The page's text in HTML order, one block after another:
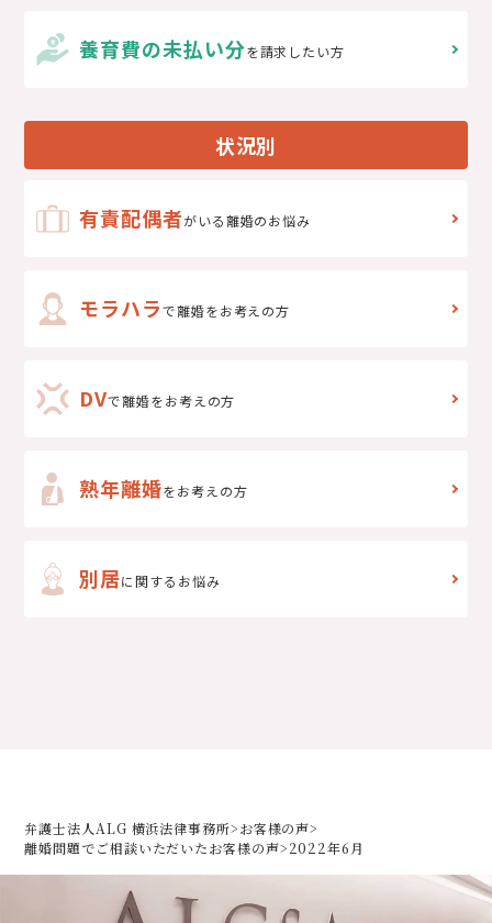
養育費の未払い分を請求したい方
状況別
有責配偶者がいる離婚のお悩み
モラハラで離婚をお考えの方
DVで離婚をお考えの方
熟年離婚をお考えの方
別居に関するお悩み
弁護士法人ALG 横浜法律事務所>お客様の声>
離婚問題でご相談いただいたお客様の声>2022年6月